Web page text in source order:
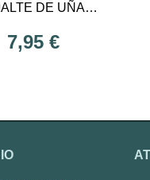
DE UÑAS
7,95 €